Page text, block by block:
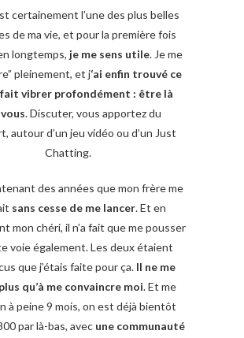
certainement l’une des plus belles
de ma vie, et pour la première fois
longtemps, je me sens utile. Je me
pleinement, et j‘ai enfin trouvé ce
fait vibrer profondément : être là
. Discuter, vous apportez du
autour d’un jeu vidéo ou d’un Just
Chatting.
des années que mon frère me
sans cesse de me lancer. Et en
mon chéri, il n’a fait que me pousser
voie également. Les deux étaient
que j’étais faite pour ça. Il ne me
qu’à me convaincre moi. Et me
à peine 9 mois, on est déjà bientôt
par là-bas, avec une communauté